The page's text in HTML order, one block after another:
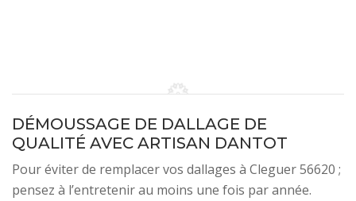
DÉMOUSSAGE DE DALLAGE DE
QUALITÉ AVEC ARTISAN DANTOT
Pour éviter de remplacer vos dallages à Cleguer 56620 ;
pensez à l’entretenir au moins une fois par année.